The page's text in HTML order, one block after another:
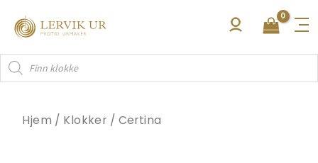
rett
innholdet
Products
search
Hjem / Klokker / Certina